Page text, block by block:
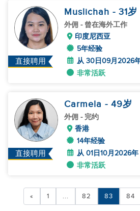
直接聘用
Muslichah - 31岁
外佣 - 曾在海外工作
印度尼西亚
5年经验
从 30日09月2026
非常活跃
直接聘用
Carmela - 49岁
外佣 - 完约
香港
14年经验
从 01日10月2026
非常活跃
« 1 ... 82 83 84